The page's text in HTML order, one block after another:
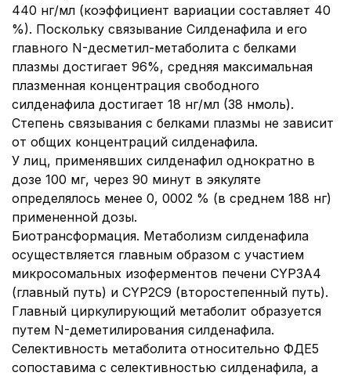
440 нг/мл (коэффициент вариации составляет 40
%). Поскольку связывание Силденафила и его
главного N-десметил-метаболита с белками
плазмы достигает 96%, средняя максимальная
плазменная концентрация свободного
силденафила достигает 18 нг/мл (38 нмоль).
Степень связывания с белками плазмы не зависит
от общих концентраций силденафила.
У лиц, применявших силденафил однократно в
дозе 100 мг, через 90 минут в эякуляте
определялось менее 0, 0002 % (в среднем 188 нг)
примененной дозы.
Биотрансформация. Метаболизм силденафила
осуществляется главным образом с участием
микросомальных изоферментов печени CYP3A4
(главный путь) и CYP2C9 (второстепенный путь).
Главный циркулирующий метаболит образуется
путем N-деметилирования силденафила.
Селективность метаболита относительно ФДЕ5
сопоставима с селективностью силденафила, а